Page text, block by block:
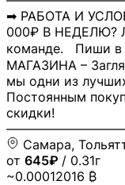
➡ РАБОТА И
000₽ В НЕДЕЛЮ?
команде. Пиши в
МАГАЗИНА –
мы одни из
Постоянным
скидки!
Самара,
от 645₽ / 0.31г
~0.00012016 ₿